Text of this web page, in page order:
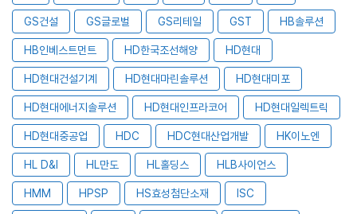
GS건설 GS글로벌 GS리테일 GST HB솔루션
HB인베스트먼트 HD한국조선해양 HD현대
HD현대건설기계 HD현대마린솔루션 HD현대미포
HD현대에너지솔루션 HD현대인프라코어 HD현대일렉트릭
HD현대중공업 HDC HDC현대산업개발 HK이노엔
HL D&I HL만도 HL홀딩스 HLB사이언스
HMM HPSP HS효성첨단소재 ISC